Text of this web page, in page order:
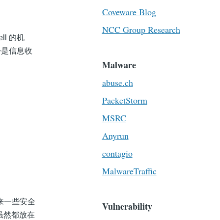
的机
信息收
一些安全
然都放在
Coveware Blog
NCC Group Research
Malware
abuse.ch
PacketStorm
MSRC
Anyrun
contagio
MalwareTraffic
Vulnerability